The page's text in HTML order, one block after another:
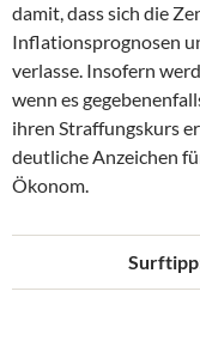
damit, dass sich die
Inflationsprognosen
verlasse. Insofern
wenn es
ihren Straffungskurs
deutliche Anzeichen
Ökonom.